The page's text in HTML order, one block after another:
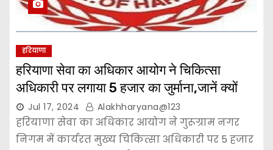
हरियाणा
हरियाणा सेवा का अधिकार आयोग ने चिकित्सा
अधिकारी पर लगाया 5 हजार का जुर्माना,जानें क्यों
Jul 17, 2024 Alakhharyana@123
हरियाणा सेवा का अधिकार आयोग ने गुरूग्राम नगर
निगम में कार्यरत मुख्य चिकित्सा अधिकारी पर 5 हजार